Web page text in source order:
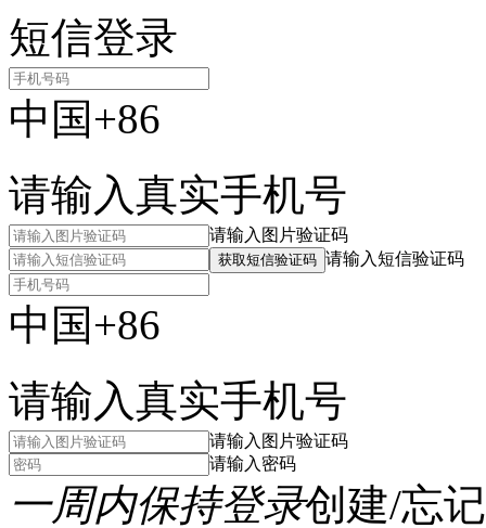
短信登录
中国+86
请输入真实手机号
请输入图片验证码
获取短信验证码 请输入短信验证码
中国+86
请输入真实手机号
请输入图片验证码
请输入密码
一周内保持登录创建/忘